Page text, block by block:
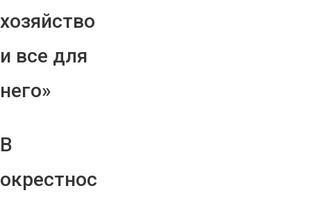
хозяйство
и все для
него»
В
окрестнос